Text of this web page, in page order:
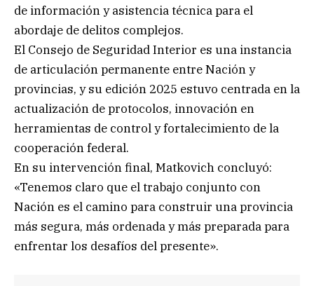
de información y asistencia técnica para el
abordaje de delitos complejos.
El Consejo de Seguridad Interior es una instancia
de articulación permanente entre Nación y
provincias, y su edición 2025 estuvo centrada en la
actualización de protocolos, innovación en
herramientas de control y fortalecimiento de la
cooperación federal.
En su intervención final, Matkovich concluyó:
«Tenemos claro que el trabajo conjunto con
Nación es el camino para construir una provincia
más segura, más ordenada y más preparada para
enfrentar los desafíos del presente».